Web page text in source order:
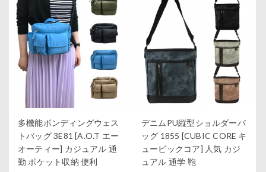
多機能ボンディングウェス
トバッグ 3E81 [A.O.T エー
オーティー] カジュアル 通
勤 ポケット収納 便利
デニムPU縦型ショルダーバ
ッグ 1855 [CUBIC CORE キ
ュービックコア] 人気 カジ
ュアル 通学 鞄